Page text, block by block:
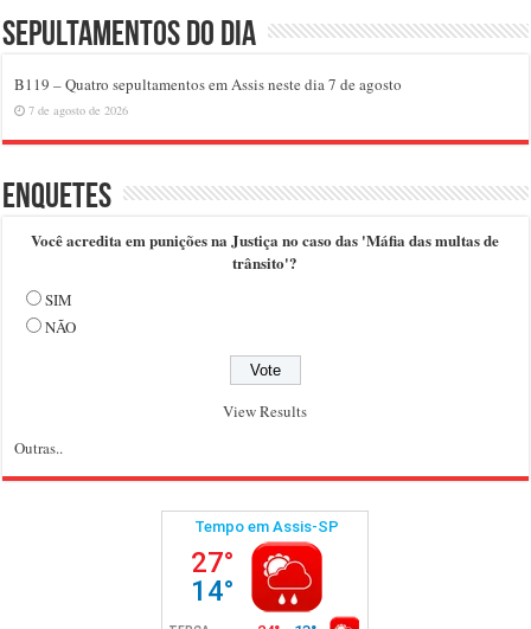
Sepultamentos do dia
B119 – Quatro sepultamentos em Assis neste dia 7 de agosto
7 de agosto de 2026
Enquetes
Você acredita em punições na Justiça no caso das 'Máfia das multas de
trânsito'?
SIM
NÃO
View Results
Outras..